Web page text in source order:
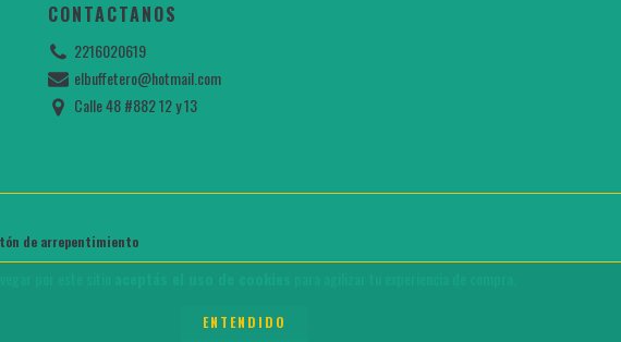
ENTENDIDO
CONTACTANOS
2216020619
elbuffetero@hotmail.com
Calle 48 #882 12 y 13
de arrepentimiento